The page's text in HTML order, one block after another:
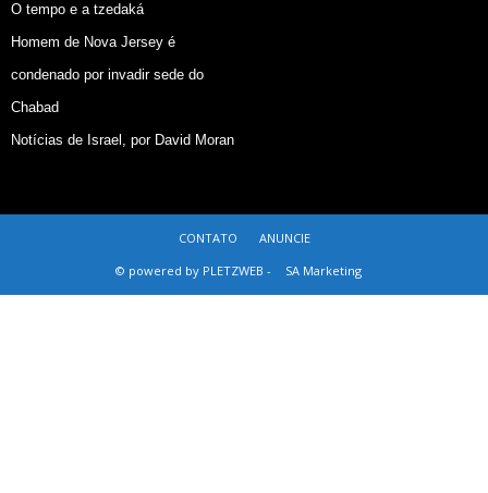
O tempo e a tzedaká
Homem de Nova Jersey é
condenado por invadir sede do
Chabad
Notícias de Israel, por David Moran
CONTATO
ANUNCIE
© powered by PLETZWEB -
SA Marketing